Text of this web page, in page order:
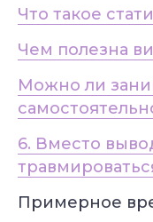
Что такое
Чем полезна
Можно ли
6. Вместо
Примерное